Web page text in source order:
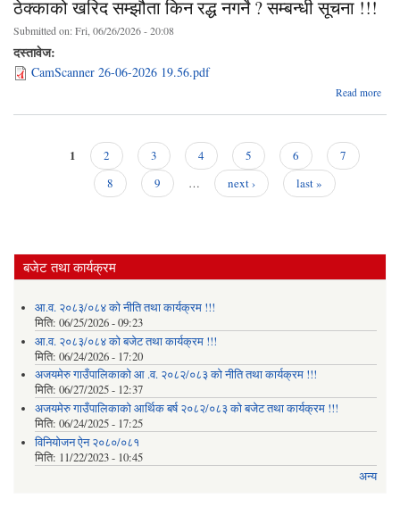
ठेक्काको खरिद सम्झौता किन रद्ध नगर्ने ? सम्बन्धी सूचना !!!
Submitted on:Fri, 06/26/2026 - 20:08
दस्तावेज:
CamScanner 26-06-2026 19.56.pdf
Read more
1 2 3 4 5 6
7
8
9 … next › last »
बजेट तथा कार्यक्रम
आ.व. २०८३/०८४ को नीति तथा कार्यक्रम !!!
मिति: 06/25/2026 - 09:23
आ.व. २०८३/०८४ को बजेट तथा कार्यक्रम !!!
मिति: 06/24/2026 - 17:20
अजयमेरु गाउँपालिकाको आ .व. २०८२/०८३ को नीति तथा कार्यक्रम !!!
मिति: 06/27/2025 - 12:37
अजयमेरु गाउँपालिकाको आर्थिक बर्ष २०८२/०८३ को बजेट तथा कार्यक्रम !!!
मिति: 06/24/2025 - 17:25
विनियोजन ऐन २०८०/०८१
मिति: 11/22/2023 - 10:45
अन्य